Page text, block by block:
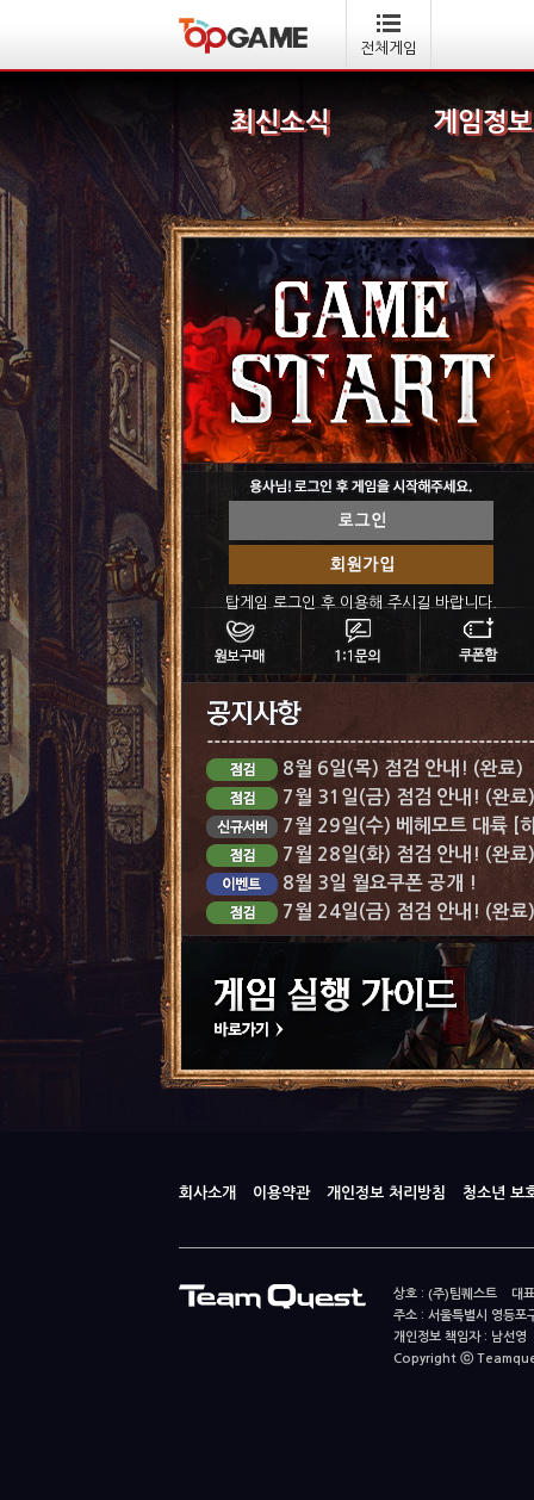
전체게임
최신소식 게임정보
탑게임 로그인 후 이용해 주시길 바랍니다.
8월 6일(목) 점검 안내! (완료)
7월 31일(금) 점검 안내! (완료)
7월 29일(수) 베헤모트 대륙 [
7월 28일(화) 점검 안내! (완료)
8월 3일 월요쿠폰 공개 !
7월 24일(금) 점검 안내! (완료)
회사소개 이용약관 개인정보 처리방침 청소년 보
상호 : (주)팀퀘스트 대
주소 : 서울특별시 영등
개인정보 책임자 : 남
Copyright ⓒ